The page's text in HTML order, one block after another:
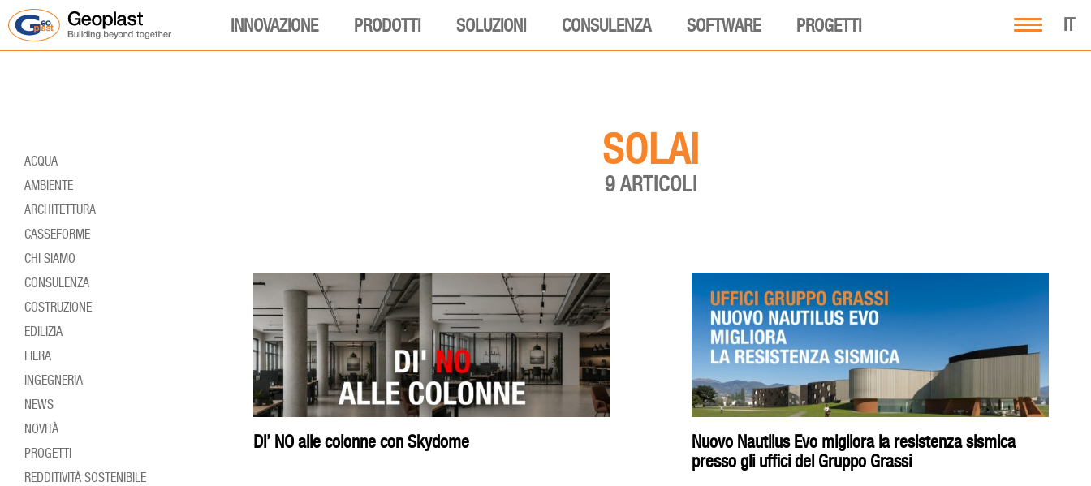
IT
INNOVAZIONE PRODOTTI SOLUZIONI CONSULENZA SOFTWARE PROGETTI
SOLAI
9 ARTICOLI
Di’ NO alle colonne con Skydome
Nuovo Nautilus Evo migliora la resistenza sismica
presso gli uffici del Gruppo Grassi
ACQUA
AMBIENTE
ARCHITETTURA
CASSEFORME
CHI SIAMO
CONSULENZA
COSTRUZIONE
EDILIZIA
FIERA
INGEGNERIA
NEWS
NOVITÀ
PROGETTI
REDDITIVITÀ SOSTENIBILE